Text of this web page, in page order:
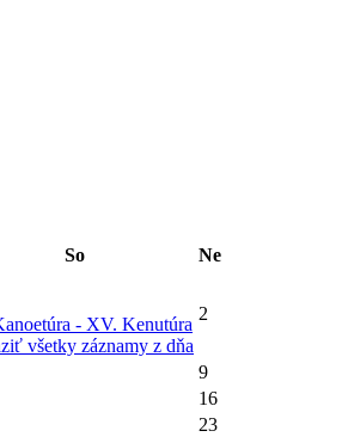
So Ne
- XV. Kenutúra
všetky záznamy z dňa
2
9
16
23